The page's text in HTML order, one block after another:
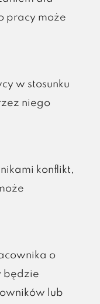
pracy może
w stosunku
niego
konflikt,
o
będzie
lub